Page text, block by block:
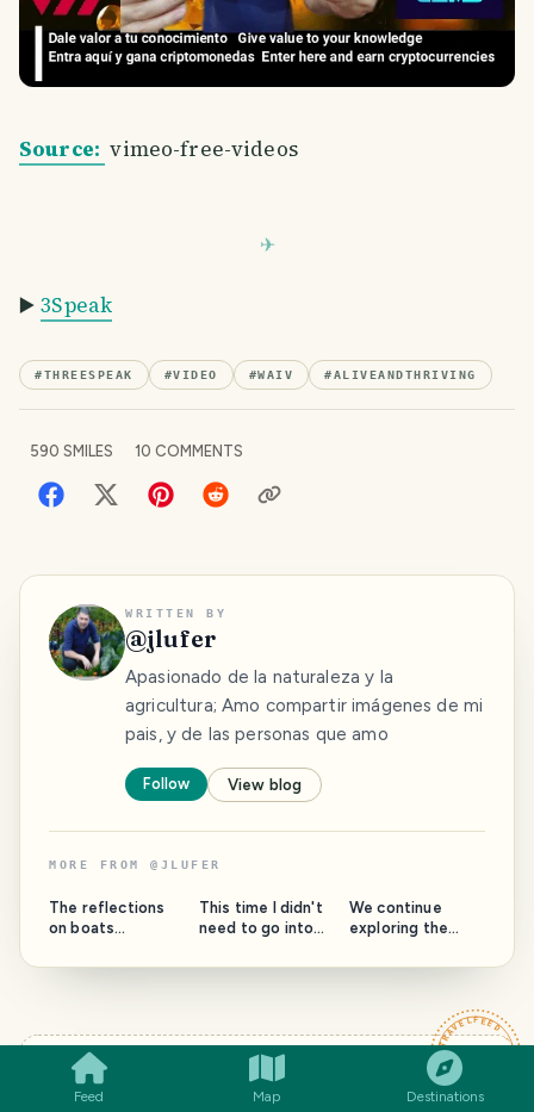
Feed Map Destinations
Source: vimeo-free-videos
▶️3Speak
#THREESPEAK #VIDEO #WAIV #ALIVEANDTHRIVING
590 SMILES 10 COMMENTS
WRITTEN BY
@jlufer
Apasionado de la naturaleza y la
agricultura; Amo compartir imágenes de mi
pais, y de las personas que amo
Follow View blog
MORE FROM @ JLUFER
The reflections
on boats
this week was no
This time I didn't
need to go into
mushrooms[Esp/E
We continue
exploring the
prison unit
TRAVELFEED · YOUR TURN ·
YOUR TURN
SHARE